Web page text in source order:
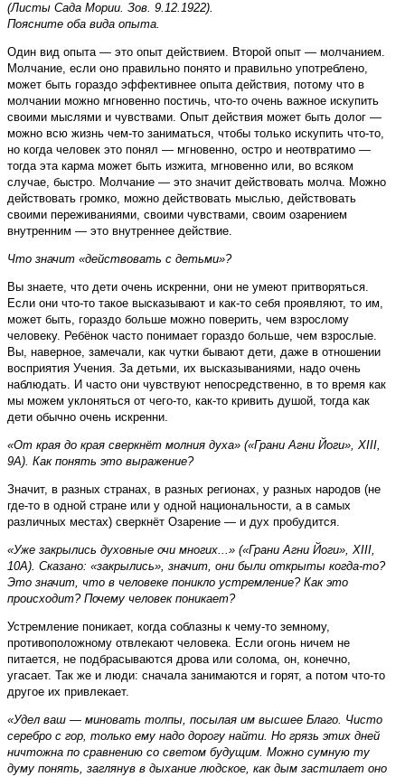
(Листы Сада Мории. Зов. 9.12.1922).
Поясните оба вида опыта.
Один вид опыта — это опыт действием. Второй опыт — молчанием.
Молчание, если оно правильно понято и правильно употреблено,
может быть гораздо эффективнее опыта действия, потому что в
молчании можно мгновенно постичь, что-то очень важное искупить
своими мыслями и чувствами. Опыт действия может быть долог —
можно всю жизнь чем-то заниматься, чтобы только искупить что-то,
но когда человек это понял — мгновенно, остро и неотвратимо —
тогда эта карма может быть изжита, мгновенно или, во всяком
случае, быстро. Молчание — это значит действовать молча. Можно
действовать громко, можно действовать мыслью, действовать
своими переживаниями, своими чувствами, своим озарением
внутренним — это внутреннее действие.
Что значит «действовать с детьми»?
Вы знаете, что дети очень искренни, они не умеют притворяться.
Если они что-то такое высказывают и как-то себя проявляют, то им,
может быть, гораздо больше можно поверить, чем взрослому
человеку. Ребёнок часто понимает гораздо больше, чем взрослые.
Вы, наверное, замечали, как чутки бывают дети, даже в отношении
восприятия Учения. За детьми, их высказываниями, надо очень
наблюдать. И часто они чувствуют непосредственно, в то время как
мы можем уклоняться от чего-то, как-то кривить душой, тогда как
дети обычно очень искренни.
«От края до края сверкнёт молния духа» («Грани Агни Йоги», XIII,
9А). Как понять это выражение?
Значит, в разных странах, в разных регионах, у разных народов (не
где-то в одной стране или у одной национальности, а в самых
различных местах) сверк­нёт Озарение — и дух пробудится.
«Уже закрылись духовные очи многих...» («Грани Агни Йоги», XIII,
10А). Сказано: «закрылись», значит, они были открыты когда-то?
Это значит, что в человеке поникло устремление? Как это
происходит? Почему человек поникает?
Устремление поникает, когда соблазны к чему-то земному,
противоположному отвлекают человека. Если огонь ничем не
питается, не подбрасываются дрова или солома, он, конечно,
угасает. Так же и люди: сначала занимаются и горят, а потом что-то
другое их привлекает.
«Удел ваш — миновать толпы, посылая им высшее Благо. Чисто
серебро с гор, только ему надо дорогу найти. Но грязь этих дней
ничтожна по сравнению со светом будущим. Можно сумную ту
думу понять, заглянув в дыхание людское, как дым застилает оно